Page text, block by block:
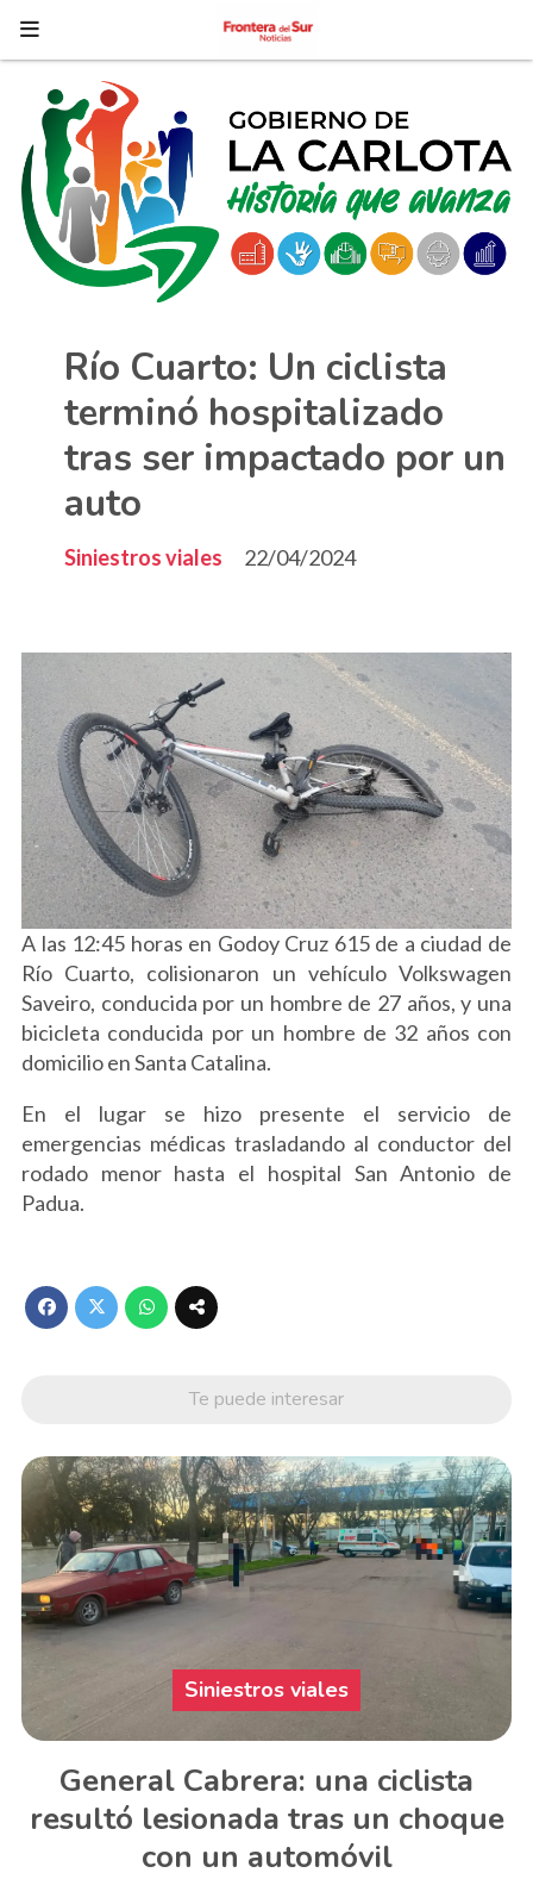
Río Cuarto: Un ciclista
terminó hospitalizado
tras ser impactado por un
auto
Siniestros viales 22/04/2024
A las 12:45 horas en Godoy Cruz 615 de a ciudad de
Río Cuarto, colisionaron un vehículo Volkswagen
Saveiro, conducida por un hombre de 27 años, y una
bicicleta conducida por un hombre de 32 años con
domicilio en Santa Catalina.
En el lugar se hizo presente el servicio de
emergencias médicas trasladando al conductor del
rodado menor hasta el hospital San Antonio de
Padua.
Te puede interesar
General Cabrera: una ciclista
resultó lesionada tras un choque
con un automóvil
Siniestros viales